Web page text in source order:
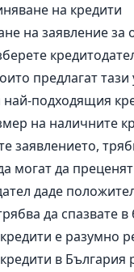
на кредити
на заявление
предлагат тази
най-подходящия
на наличните
заявлението,
могат да
даде
да спазвате
е разумно
в България